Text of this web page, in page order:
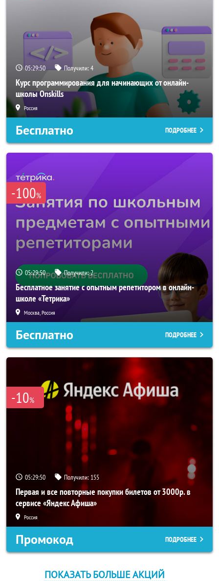
05:29:50 Получили:4
Курс программирования для начинающих от онлайн-
школы Onskills
Россия
Бесплатно ПОДРОБНЕЕ
-100%
05:29:50 Получили:2
Бесплатное занятие с опытным репетитором в онлайн-
школе «Тетрика»
Москва, Россия
Бесплатно ПОДРОБНЕЕ
-10%
05:29:50 Получили: 155
Первая и все повторные покупки билетов от 3000р. в
сервисе «Яндекс Афиша»
Россия
Промокод ПОДРОБНЕЕ
ПОКАЗАТЬ БОЛЬШЕ АКЦИЙ